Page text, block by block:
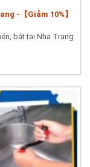
-【Giảm 10%】
bát tại Nha Trang